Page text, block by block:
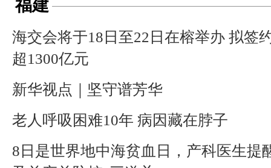
福建
海交会将于18日至22日在榕举办 拟签
超1300亿元
新华视点｜坚守谱芳华
老人呼吸困难10年 病因藏在脖子
8日是世界地中海贫血日，产科医生提